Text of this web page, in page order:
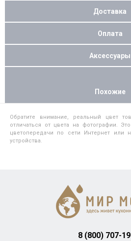
Доставка
Оплата
Аксессуары
Похожие
Обратите внимание, реальный цвет
отличаться от цвета на фотографии.
цветопередачи по сети Интернет или
устройства.
8 (800) 707-